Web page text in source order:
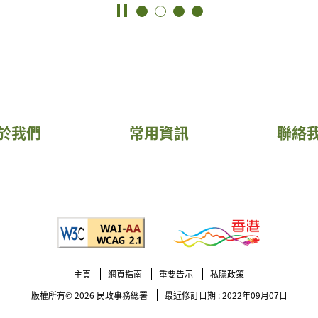
我們 常用資訊 聯絡
主頁 網頁指南 重要告示
私隱政策
版權所有© 2026 民政事務總署 最近修訂日期 : 2022年09月07日